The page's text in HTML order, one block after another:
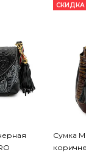
СКИДКА
Сумка